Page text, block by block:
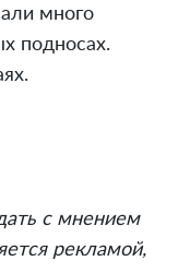
много
подносах.
с мнением
рекламой,